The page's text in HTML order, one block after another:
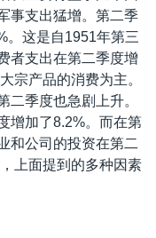
事支出猛增。第二季
。这是自1951年第三
者支出在第二季度增
宗产品的消费为主。
二季度也急剧上升。
增加了8.2%。而在第
和公司的投资在第二
上面提到的多种因素